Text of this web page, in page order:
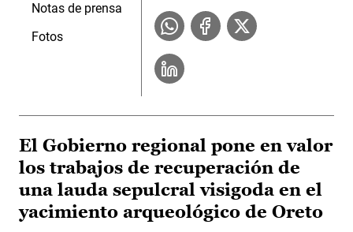
Notas de prensa
Fotos
El Gobierno regional pone en valor
los trabajos de recuperación de
una lauda sepulcral visigoda en el
yacimiento arqueológico de Oreto